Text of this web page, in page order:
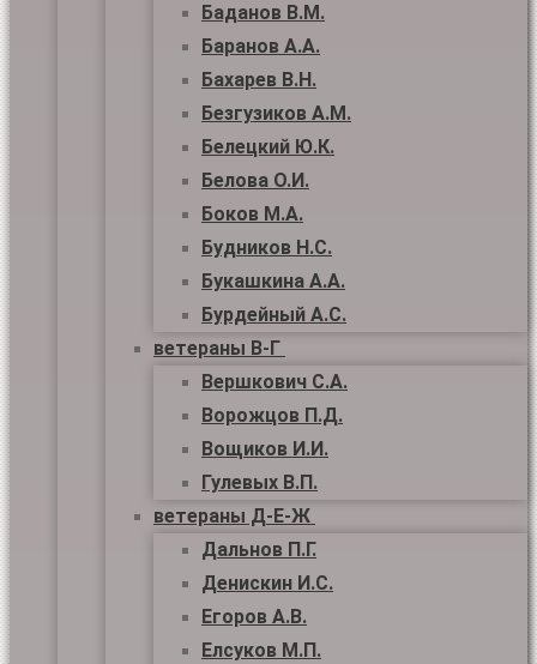
Баданов В.М.
Баранов А.А.
Бахарев В.Н.
Безгузиков А.М.
Белецкий Ю.К.
Белова О.И.
Боков М.А.
Будников Н.С.
Букашкина А.А.
Бурдейный А.С.
ветераны В-Г
Вершкович С.А.
Ворожцов П.Д.
Вощиков И.И.
Гулевых В.П.
ветераны Д-Е-Ж
Дальнов П.Г.
Денискин И.С.
Егоров А.В.
Елсуков М.П.